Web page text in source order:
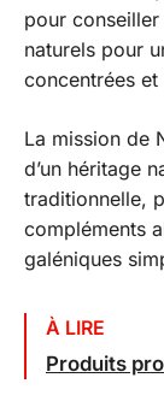
pour
naturels pour
concentrées
La mission de
d’un héritage
traditionnelle,
compléments
galéniques
À LIRE
Produits